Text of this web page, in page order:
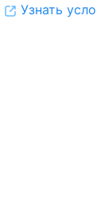
Узнать